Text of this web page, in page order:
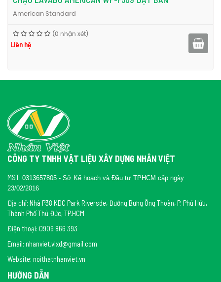
American Standard
(0 nhận xét)
Liên hệ
CÔNG TY TNHH VẬT LIỆU XÂY DỰNG NHÂN VIỆT
MST: 0313657805 - Sở Kế hoạch và Đầu tư TPHCM cấp ngày
23/02/2016
Địa chỉ: Nhà P38 KDC Park Riversde, Đường Bưng Ông Thoàn, P. Phú Hữu,
Thành Phố Thủ Đức, TP.HCM
Điện thoại: 0909 866 393
Email: nhanviet.vlxd@gmail.com
Website: noithatnhanviet.vn
HƯỚNG DẪN